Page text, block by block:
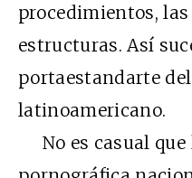
procedimientos,
estructuras. Así
portaestandarte
latinoamericano.
No es casual